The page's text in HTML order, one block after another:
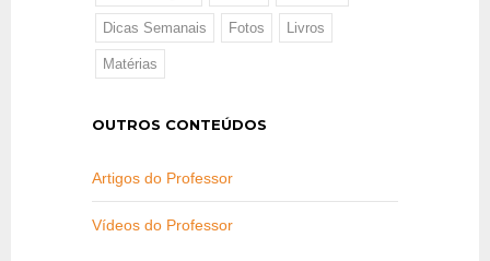
Dicas Semanais Fotos Livros
Matérias
OUTROS CONTEÚDOS
Artigos do Professor
Vídeos do Professor